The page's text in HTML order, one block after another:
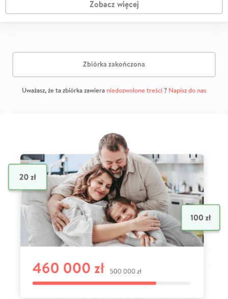
Zobacz więcej
Zbiórka zakończona
Uważasz, że ta zbiórka zawiera niedozwolone treści? Napisz do nas